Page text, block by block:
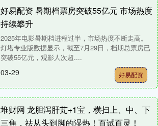
好易配资 暑期档票房突破55亿元 市场热度
持续攀升
2025年电影暑期档进程过半，市场热度不断走高。
灯塔专业版数据显示，截至7月29日，档期总票房已
突破55亿元，观影人次超....
03-29 好易配资
堆财网 龙胆泻肝芄+1宝，横扫上、中、下
三焦，祛从头到脚的湿热！百试百灵！